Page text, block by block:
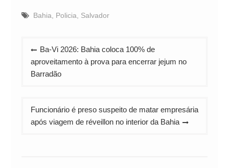
Bahia Policia Salvador
Navegação
de
Post
Ba-Vi 2026: Bahia coloca 100% de
aproveitamento à prova para encerrar jejum no
Barradão
Funcionário é preso suspeito de matar empresária
após viagem de réveillon no interior da Bahia